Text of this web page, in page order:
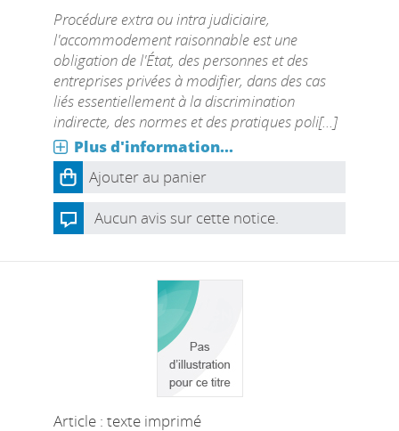
Procédure extra ou intra judiciaire,
l'accommodement raisonnable est une
obligation de l'État, des personnes et des
entreprises privées à modifier, dans des cas
liés essentiellement à la discrimination
indirecte, des normes et des pratiques poli[...]
Plus d'information...
Ajouter au panier
Aucun avis sur cette notice.
Article : texte imprimé